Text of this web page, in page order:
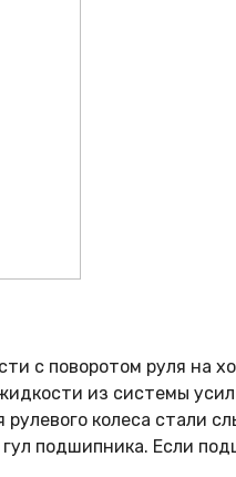
с поворотом руля на
из системы
рулевого колеса стали
подшипника. Если